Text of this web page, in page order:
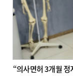
“의사면허 3개월